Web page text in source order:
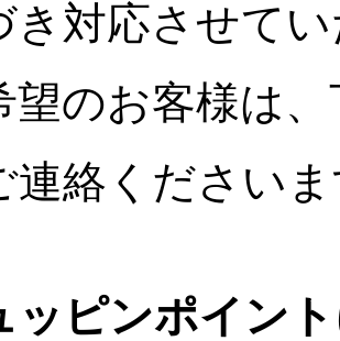
き対応させて
望のお客様は
連絡ください
ッピンポイン